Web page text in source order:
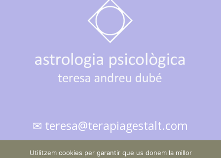
✉ teresa@terapiagestalt.com
Utilitzem cookies per garantir que us donem la millor